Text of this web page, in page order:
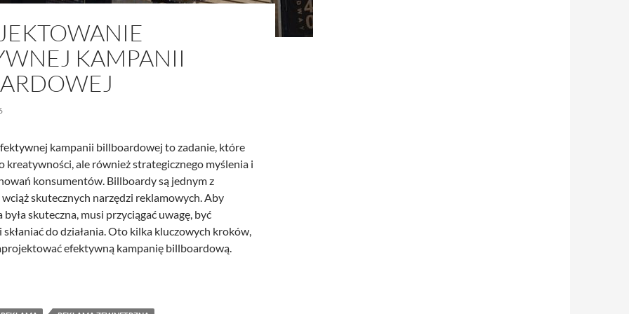
KAMPANII
kampanii billboardowej to zadanie, które
kreatywności, ale również strategicznego myślenia i
konsumentów. Billboardy są jednym z
wciąż skutecznych narzędzi reklamowych. Aby
skuteczna, musi przyciągać uwagę, być
do działania. Oto kilka kluczowych kroków,
efektywną kampanię billboardową.
efektywnej kampanii billboardowej